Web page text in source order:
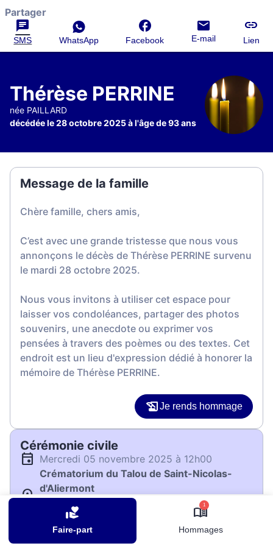
Faire-part
1
Hommages
Partager
SMS WhatsApp Facebook E-mail Lien
Thérèse PERRINE
née PAILLARD
décédée le 28 octobre 2025 à l'âge de 93 ans
Message de la famille
Chère famille, chers amis,
C’est avec une grande tristesse que nous vous
annonçons le décès de Thérèse PERRINE survenu
le mardi 28 octobre 2025.
Nous vous invitons à utiliser cet espace pour
laisser vos condoléances, partager des photos
souvenirs, une anecdote ou exprimer vos
pensées à travers des poèmes ou des textes. Cet
endroit est un lieu d'expression dédié à honorer la
mémoire de Thérèse PERRINE.
Je rends hommage
Cérémonie civile
mercredi 05 novembre 2025 à 12h00
Crématorium du Talou de Saint-Nicolas-
d'Aliermont
76510 Saint-Nicolas-d'Aliermont